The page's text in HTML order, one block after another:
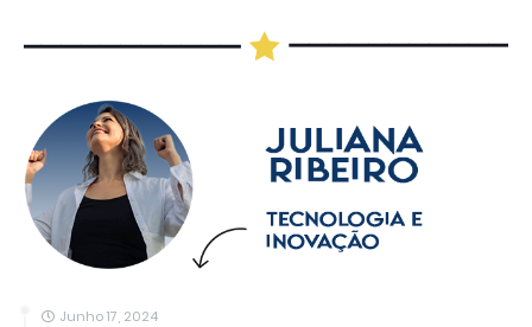
Junho 17, 2024